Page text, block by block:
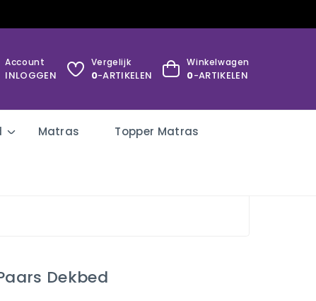
Account
INLOGGEN
Vergelijk
0-ARTIKELEN
Winkelwagen
0-ARTIKELEN
Matras Topper Matras
Dekbed